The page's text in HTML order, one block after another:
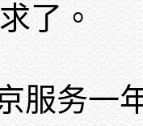
了。
服务一